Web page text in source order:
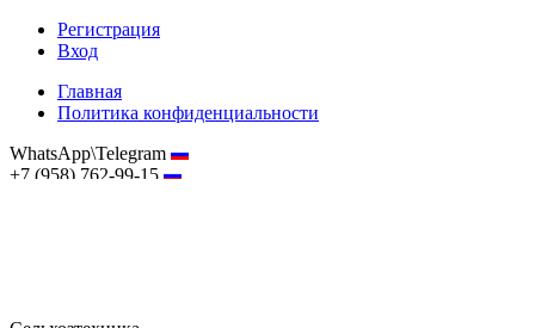
Регистрация
Вход
Главная
Политика конфиденциальности
WhatsApp\Telegram
+7 (958) 762-99-15